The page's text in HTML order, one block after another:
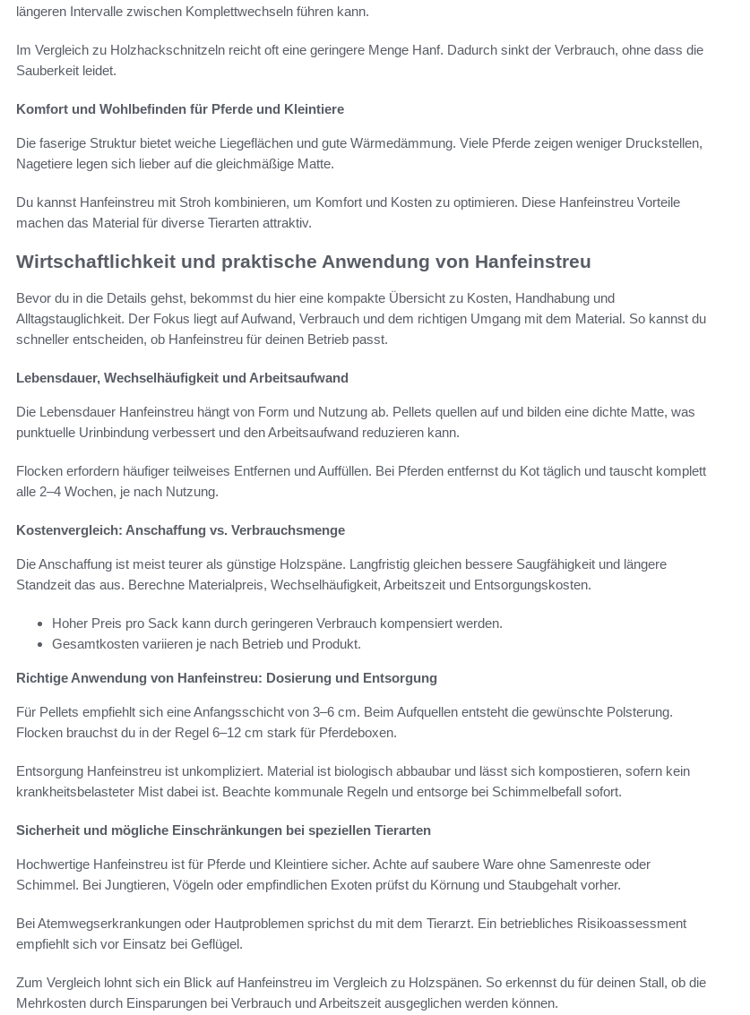
längeren Intervalle zwischen Komplettwechseln führen kann.
Im Vergleich zu Holzhackschnitzeln reicht oft eine geringere Menge Hanf. Dadurch sinkt der Verbrauch, ohne dass die
Sauberkeit leidet.
Komfort und Wohlbefinden für Pferde und Kleintiere
Die faserige Struktur bietet weiche Liegeflächen und gute Wärmedämmung. Viele Pferde zeigen weniger Druckstellen,
Nagetiere legen sich lieber auf die gleichmäßige Matte.
Du kannst Hanfeinstreu mit Stroh kombinieren, um Komfort und Kosten zu optimieren. Diese Hanfeinstreu Vorteile
machen das Material für diverse Tierarten attraktiv.
Wirtschaftlichkeit und praktische Anwendung von Hanfeinstreu
Bevor du in die Details gehst, bekommst du hier eine kompakte Übersicht zu Kosten, Handhabung und
Alltagstauglichkeit. Der Fokus liegt auf Aufwand, Verbrauch und dem richtigen Umgang mit dem Material. So kannst du
schneller entscheiden, ob Hanfeinstreu für deinen Betrieb passt.
Lebensdauer, Wechselhäufigkeit und Arbeitsaufwand
Die Lebensdauer Hanfeinstreu hängt von Form und Nutzung ab. Pellets quellen auf und bilden eine dichte Matte, was
punktuelle Urinbindung verbessert und den Arbeitsaufwand reduzieren kann.
Flocken erfordern häufiger teilweises Entfernen und Auffüllen. Bei Pferden entfernst du Kot täglich und tauscht komplett
alle 2–4 Wochen, je nach Nutzung.
Kostenvergleich: Anschaffung vs. Verbrauchsmenge
Die Anschaffung ist meist teurer als günstige Holzspäne. Langfristig gleichen bessere Saugfähigkeit und längere
Standzeit das aus. Berechne Materialpreis, Wechselhäufigkeit, Arbeitszeit und Entsorgungskosten.
Hoher Preis pro Sack kann durch geringeren Verbrauch kompensiert werden.
Gesamtkosten variieren je nach Betrieb und Produkt.
Richtige Anwendung von Hanfeinstreu: Dosierung und Entsorgung
Für Pellets empfiehlt sich eine Anfangsschicht von 3–6 cm. Beim Aufquellen entsteht die gewünschte Polsterung.
Flocken brauchst du in der Regel 6–12 cm stark für Pferdeboxen.
Entsorgung Hanfeinstreu ist unkompliziert. Material ist biologisch abbaubar und lässt sich kompostieren, sofern kein
krankheitsbelasteter Mist dabei ist. Beachte kommunale Regeln und entsorge bei Schimmelbefall sofort.
Sicherheit und mögliche Einschränkungen bei speziellen Tierarten
Hochwertige Hanfeinstreu ist für Pferde und Kleintiere sicher. Achte auf saubere Ware ohne Samenreste oder
Schimmel. Bei Jungtieren, Vögeln oder empfindlichen Exoten prüfst du Körnung und Staubgehalt vorher.
Bei Atemwegserkrankungen oder Hautproblemen sprichst du mit dem Tierarzt. Ein betriebliches Risikoassessment
empfiehlt sich vor Einsatz bei Geflügel.
Zum Vergleich lohnt sich ein Blick auf Hanfeinstreu im Vergleich zu Holzspänen. So erkennst du für deinen Stall, ob die
Mehrkosten durch Einsparungen bei Verbrauch und Arbeitszeit ausgeglichen werden können.